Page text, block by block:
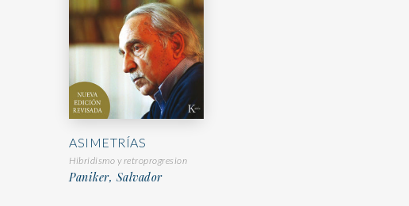
ASIMETRÍAS
Hibridismo y retroprogresion
Paniker, Salvador